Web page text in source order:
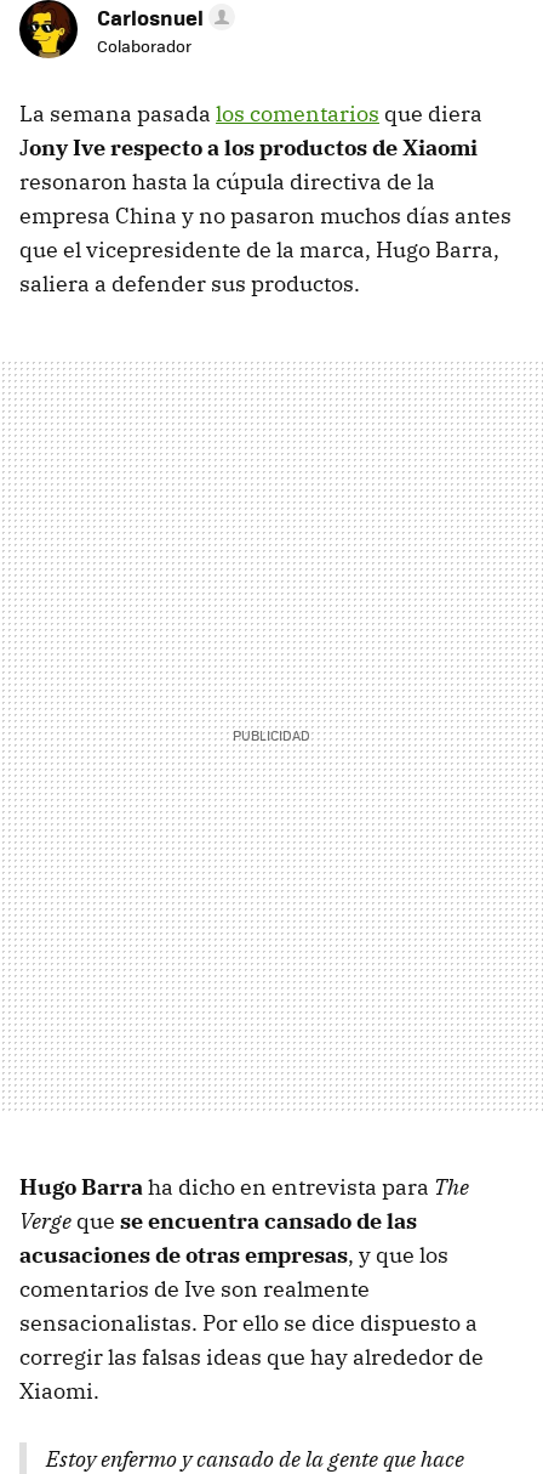
Carlosnuel
Colaborador
La semana pasada los comentarios que diera
Jony Ive respecto a los productos de Xiaomi
resonaron hasta la cúpula directiva de la
empresa China y no pasaron muchos días antes
que el vicepresidente de la marca, Hugo Barra,
saliera a defender sus productos.
Hugo Barraha dicho en entrevista para The
Verge que se encuentra cansado de las
acusaciones de otras empresas, y que los
comentarios de Ive son realmente
sensacionalistas. Por ello se dice dispuesto a
corregir las falsas ideas que hay alrededor de
Xiaomi.
Estoy enfermo y cansado de la gente que hace